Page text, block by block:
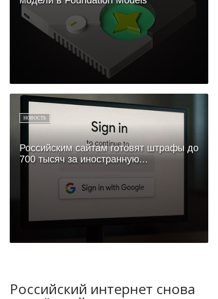
НОВОСТЬ
Российским сайтам готовят штрафы до
700 тысяч за иностранную...
Российский интернет снова